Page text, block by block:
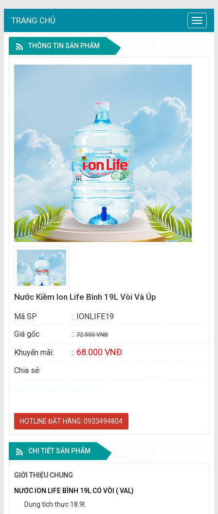
TRANG CHỦ
Trang
chủ
THÔNG TIN SẢN PHẨM
Nước Kiềm Ion Life Bình 19L Vòi Và Úp
Mã SP : IONLIFE19
Giá gốc
: 72.000 VNĐ
Khuyến mãi: : 68.000 VNĐ
Chia sẻ:
HOTLINE ĐẶT HÀNG: 0933494804
CHI TIẾT SẢN PHẨM
GIỚI THIỆU CHUNG
NƯỚC ION LIFE BÌNH 19L CÓ VÒI ( VAL)
Dung tích thực 18.9l.